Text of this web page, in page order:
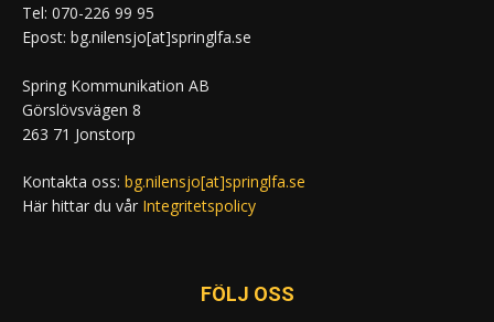
Tel: 070-226 99 95
Epost: bg.nilensjo[at]springlfa.se
Spring Kommunikation AB
Görslövsvägen 8
263 71 Jonstorp
Kontakta oss: bg.nilensjo[at]springlfa.se
Här hittar du vår Integritetspolicy
FÖLJ OSS